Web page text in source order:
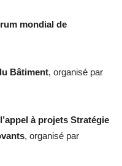
mondial de
Bâtiment, organisé par
à projets Stratégie
, organisé par